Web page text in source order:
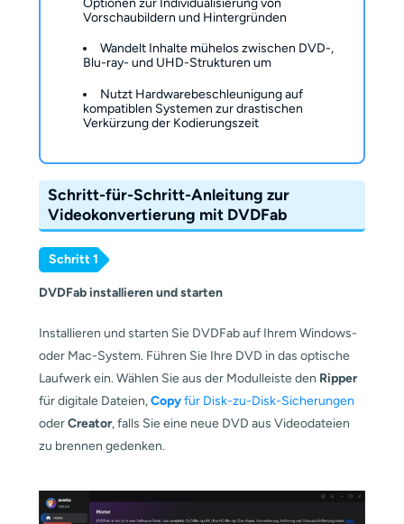
Optionen zur Individualisierung von
Vorschaubildern und Hintergründen
Wandelt Inhalte mühelos zwischen DVD-,
Blu-ray- und UHD-Strukturen um
Nutzt Hardwarebeschleunigung auf
kompatiblen Systemen zur drastischen
Verkürzung der Kodierungszeit
Schritt-für-Schritt-Anleitung zur
Videokonvertierung mit DVDFab
Schritt 1
DVDFab installieren und starten
Installieren und starten Sie DVDFab auf Ihrem Windows-
oder Mac-System. Führen Sie Ihre DVD in das optische
Laufwerk ein. Wählen Sie aus der Modulleiste den Ripper
für digitale Dateien,Copyfür Disk-zu-Disk-Sicherungen
oderCreator, falls Sie eine neue DVD aus Videodateien
zu brennen gedenken.